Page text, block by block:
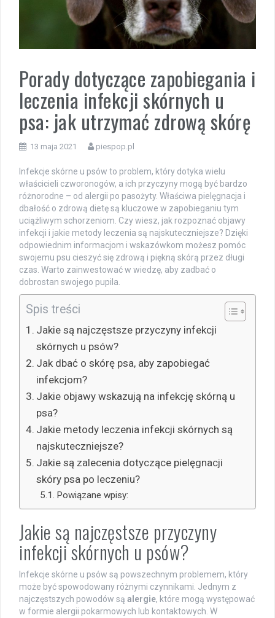
Porady dotyczące zapobiegania i
leczenia infekcji skórnych u
psa: jak utrzymać zdrową skórę
13 maja 2021 piespop.pl
Infekcje skórne u psów to problem, który dotyka wielu
właścicieli czworonogów, a ich przyczyny mogą być bardzo
różnorodne – od alergii po pasożyty. Właściwa pielęgnacja i
dbałość o zdrową dietę są kluczowe w zapobieganiu tym
uciążliwym schorzeniom. Czy wiesz, jak rozpoznać objawy
infekcji i jakie metody leczenia są najskuteczniejsze? Dzięki
odpowiednim informacjom i wskazówkom możesz pomóc
swojemu psu cieszyć się zdrową i piękną skórą przez długi
czas. Warto zainwestować w wiedzę, aby zadbać o
dobrostan swojego pupila.
Spis treści
Jakie są najczęstsze przyczyny infekcji
skórnych u psów?
Jak dbać o skórę psa, aby zapobiegać
infekcjom?
Jakie objawy wskazują na infekcję skórną u
psa?
Jakie metody leczenia infekcji skórnych są
najskuteczniejsze?
Jakie są zalecenia dotyczące pielęgnacji
skóry psa po leczeniu?
Powiązane wpisy:
Jakie są najczęstsze przyczyny
infekcji skórnych u psów?
Infekcje skórne u psów są powszechnym problemem, który
może być spowodowany różnymi czynnikami. Jednym z
najczęstszych powodów są alergie, które mogą występować
w formie alergii pokarmowych lub kontaktowych. W